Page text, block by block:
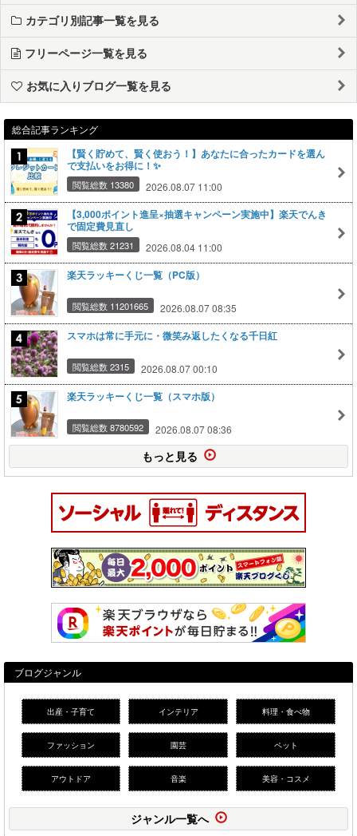
カテゴリ別記事一覧を見る
フリーページ一覧を見る
お気に入りブログ一覧を見る
総合記事ランキング
【賢く貯めて、賢く使おう！】あなたに合ったカードを選ん
で支払いをお得に！✨
閲覧総数 13380 2026.08.07 11:00
【3,000ポイント進呈×抽選キャンペーン実施中】楽天でんき
で固定費見直し
閲覧総数 21231 2026.08.04 11:00
楽天ラッキーくじ一覧（PC版）
閲覧総数 11201665 2026.08.07 08:35
スマホは常に手元に・微笑み返したくなる千日紅
閲覧総数 2315 2026.08.07 00:10
楽天ラッキーくじ一覧（スマホ版）
閲覧総数 8780592 2026.08.07 08:36
もっと見る
ブログジャンル
出産・子育て インテリア 料理・食べ物
ファッション 園芸 ペット
アウトドア 音楽 美容・コスメ
ジャンル一覧へ